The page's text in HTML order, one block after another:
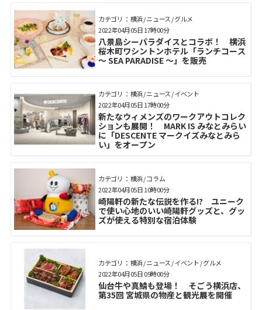
カテゴリ： 横浜 / ニュース / グルメ
八景島シーパラダイスとコラボ！ 横浜
桜木町ワシントンホテル「ランチコース
～ SEA PARADISE ～」を販売
2022年04月05日 17時00分
カテゴリ： 横浜 / ニュース / イベント
新たなウィメンズのワークアウトコレク
ションも展開！ MARK IS みなとみらい
に「DESCENTE マークイズみなとみら
い」をオープン
2022年04月05日 17時00分
カテゴリ： 横浜 / コラム
崎陽軒の新たな伝説を作る!? ユニーク
で使い心地のいい崎陽軒グッズと、グッ
ズが使える特別な宿泊体験
2022年04月05日 10時00分
カテゴリ： 横浜 / ニュース / イベント / グルメ
仙台牛や真鯖も登場！ そごう横浜店、
第35回 宮城県の物産と観光展を開催
2022年04月05日 09時00分